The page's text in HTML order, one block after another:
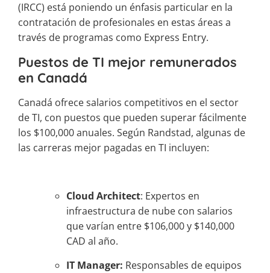
(IRCC) está poniendo un énfasis particular en la
contratación de profesionales en estas áreas a
través de programas como Express Entry.
Puestos de TI mejor remunerados
en Canadá
Canadá ofrece salarios competitivos en el sector
de TI, con puestos que pueden superar fácilmente
los $100,000 anuales. Según Randstad, algunas de
las carreras mejor pagadas en TI incluyen:
Cloud Architect: Expertos en
infraestructura de nube con salarios
que varían entre $106,000 y $140,000
CAD al año.
IT Manager: Responsables de equipos